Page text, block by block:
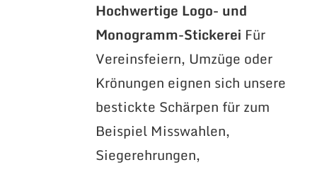
Hochwertige Logo- und
Monogramm-Stickerei Für
Vereinsfeiern, Umzüge oder
Krönungen eignen sich unsere
bestickte Schärpen für zum
Beispiel Misswahlen,
Siegerehrungen,